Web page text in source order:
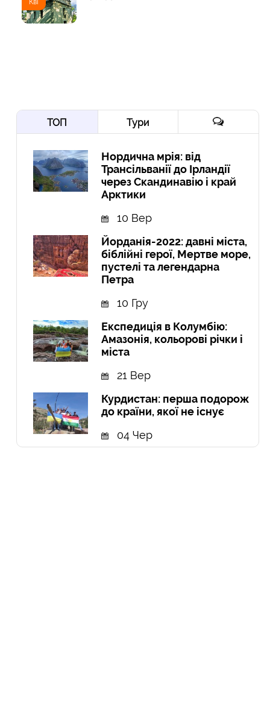
Кві
ТОП Тури
Нордична мрія: від
Трансільванії до Ірландії
через Скандинавію і край
Арктики
10 Вер
Йорданія-2022: давні міста,
біблійні герої, Мертве море,
пустелі та легендарна
Петра
10 Гру
Експедиція в Колумбію:
Амазонія, кольорові річки і
міста
21 Вер
Курдистан: перша подорож
до країни, якої не існує
04 Чер